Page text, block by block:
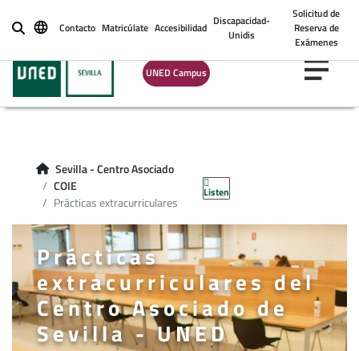
BuscarContacto Matricúlate Accesibilidad Discapacidad-
Unidis
Solicitud de
Reserva de
Exámenes
UNED Campus
Sevilla - Centro Asociado
COIE
Prácticas extracurriculares
Listen
Prácticas
extracurriculares del
Centro Asociado de
Sevilla - UNED